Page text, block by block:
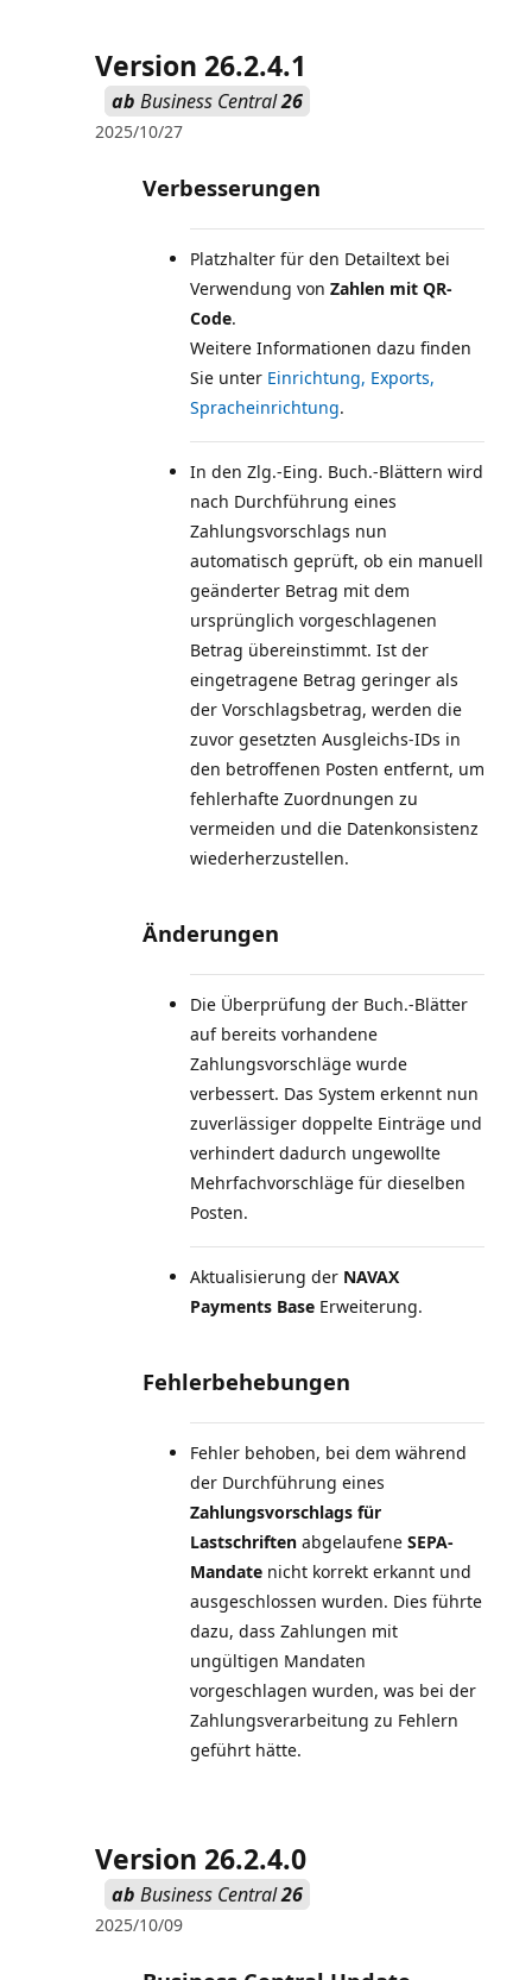
Version 26.2.4.1
ab Business Central26
2025/10/27
Verbesserungen
Platzhalter für den Detailtext bei
Verwendung von Zahlen mit QR-
Code.
Weitere Informationen dazu finden
Sie unter Einrichtung, Exports,
Spracheinrichtung
In den Zlg.-Eing. Buch.-Blättern wird
nach Durchführung eines
Zahlungsvorschlags nun
automatisch geprüft, ob ein manuell
geänderter Betrag mit dem
ursprünglich vorgeschlagenen
Betrag übereinstimmt. Ist der
eingetragene Betrag geringer als
der Vorschlagsbetrag, werden die
zuvor gesetzten Ausgleichs‑IDs in
den betroffenen Posten entfernt, um
fehlerhafte Zuordnungen zu
vermeiden und die Datenkonsistenz
wiederherzustellen.
Änderungen
Die Überprüfung der Buch.-Blätter
auf bereits vorhandene
Zahlungsvorschläge wurde
verbessert. Das System erkennt nun
zuverlässiger doppelte Einträge und
verhindert dadurch ungewollte
Mehrfachvorschläge für dieselben
Posten.
Aktualisierung der NAVAX
Payments Base Erweiterung.
Fehlerbehebungen
Fehler behoben, bei dem während
der Durchführung eines
Zahlungsvorschlags für
Lastschriften abgelaufene SEPA-
Mandate nicht korrekt erkannt und
ausgeschlossen wurden. Dies führte
dazu, dass Zahlungen mit
ungültigen Mandaten
vorgeschlagen wurden, was bei der
Zahlungsverarbeitung zu Fehlern
geführt hätte.
Version 26.2.4.0
ab Business Central26
2025/10/09